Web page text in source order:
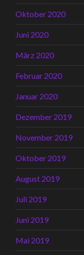
Oktober 2020
Juni 2020
März 2020
Februar 2020
Januar 2020
Dezember 2019
November 2019
Oktober 2019
August 2019
Juli 2019
Juni 2019
Mai 2019